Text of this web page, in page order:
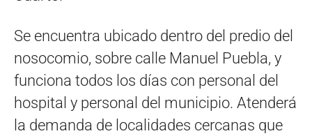
Se encuentra ubicado dentro del predio del
nosocomio, sobre calle Manuel Puebla, y
funciona todos los días con personal del
hospital y personal del municipio. Atenderá
la demanda de localidades cercanas que